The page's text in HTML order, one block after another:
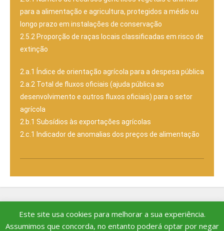
para a alimentação e agricultura, protegidos a médio ou
longo prazo em instalações de conservação
2.5.2 Proporção de raças locais classificadas em risco de
extinção
2.a.1 Índice de orientação agrícola para a despesa pública
2.a.2 Total de fluxos oficiais (ajuda pública ao
desenvolvimento e outros fluxos oficiais) para o setor
agrícola
2.b.1 Subsídios às exportações agrícolas
2.c.1 Indicador de anomalias dos preços de alimentação
Copyright © 2026. Criado porCornucópia Original - Consultoria e
Comunicação.
Este site usa cookies para melhorar a sua experiência.
Assumimos que concorda, no entanto poderá optar por negar